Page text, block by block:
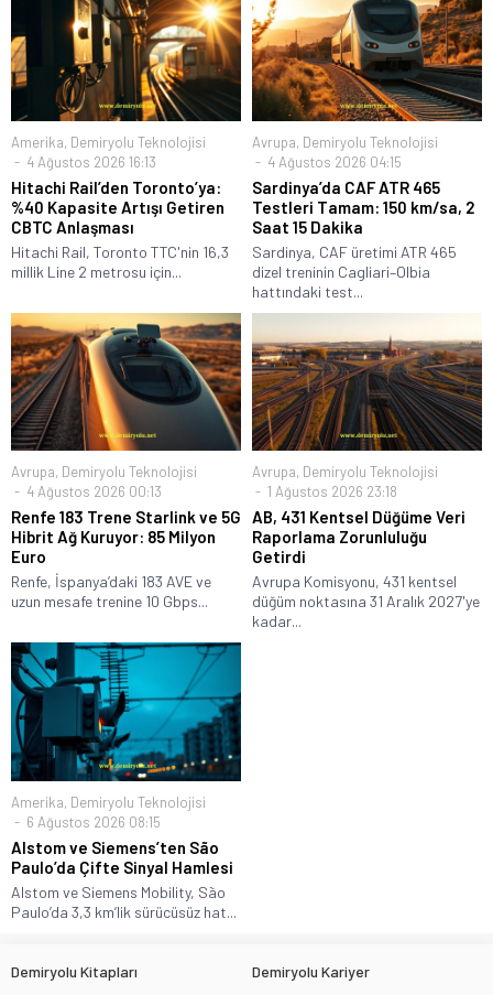
Amerika, Demiryolu Teknolojisi
4 Ağustos 2026 16:13
Hitachi Rail’den Toronto’ya:
%40 Kapasite Artışı Getiren
CBTC Anlaşması
Hitachi Rail, Toronto TTC'nin 16,3
millik Line 2 metrosu için...
Avrupa, Demiryolu Teknolojisi
4 Ağustos 2026 04:15
Sardinya’da CAF ATR 465
Testleri Tamam: 150 km/sa, 2
Saat 15 Dakika
Sardinya, CAF üretimi ATR 465
dizel treninin Cagliari–Olbia
hattındaki test...
Avrupa, Demiryolu Teknolojisi
4 Ağustos 2026 00:13
Renfe 183 Trene Starlink ve 5G
Hibrit Ağ Kuruyor: 85 Milyon
Euro
Renfe, İspanya’daki 183 AVE ve
uzun mesafe trenine 10 Gbps...
Avrupa, Demiryolu Teknolojisi
1 Ağustos 2026 23:18
AB, 431 Kentsel Düğüme Veri
Raporlama Zorunluluğu
Getirdi
Avrupa Komisyonu, 431 kentsel
düğüm noktasına 31 Aralık 2027'ye
kadar...
Amerika, Demiryolu Teknolojisi
6 Ağustos 2026 08:15
Alstom ve Siemens’ten São
Paulo’da Çifte Sinyal Hamlesi
Alstom ve Siemens Mobility, São
Paulo’da 3,3 km’lik sürücüsüz hat...
Demiryolu Kitapları Demiryolu Kariyer